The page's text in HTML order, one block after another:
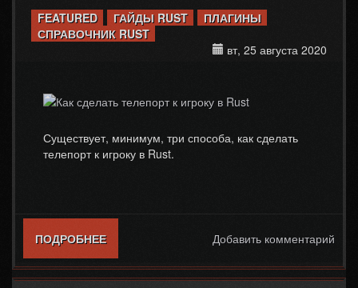
FEATURED ГАЙДЫ RUST
ПЛАГИНЫ
СПРАВОЧНИК RUST
вт, 25 августа 2020
Существует, минимум, три способа, как сделать
телепорт к игроку в Rust.
ПОДРОБНЕЕО КАК СДЕЛАТЬ ТЕЛЕПОРТ К ИГРОКУ В
RUST
Добавить комментарий